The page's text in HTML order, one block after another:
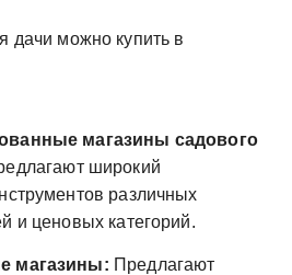
дачи можно купить в
магазины садового
широкий
различных
и ценовых категорий.
магазины: Предлагают